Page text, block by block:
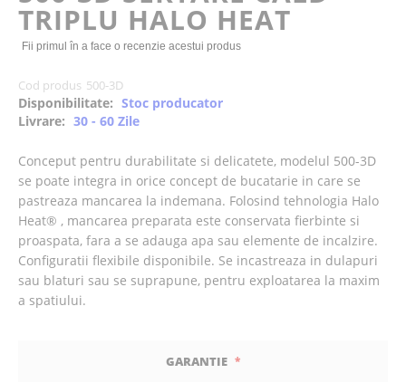
images
gallery
TRIPLU HALO HEAT
Fii primul în a face o recenzie acestui produs
Cod produs 500-3D
Disponibilitate: Stoc producator
Livrare: 30 - 60 Zile
Conceput pentru durabilitate si delicatete, modelul 500-3D
se poate integra in orice concept de bucatarie in care se
pastreaza mancarea la indemana. Folosind tehnologia Halo
Heat® , mancarea preparata este conservata fierbinte si
proaspata, fara a se adauga apa sau elemente de incalzire.
Configuratii flexibile disponibile. Se incastreaza in dulapuri
sau blaturi sau se suprapune, pentru exploatarea la maxim
a spatiului.
GARANTIE